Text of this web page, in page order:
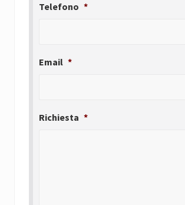
Telefono *
Email *
Richiesta *